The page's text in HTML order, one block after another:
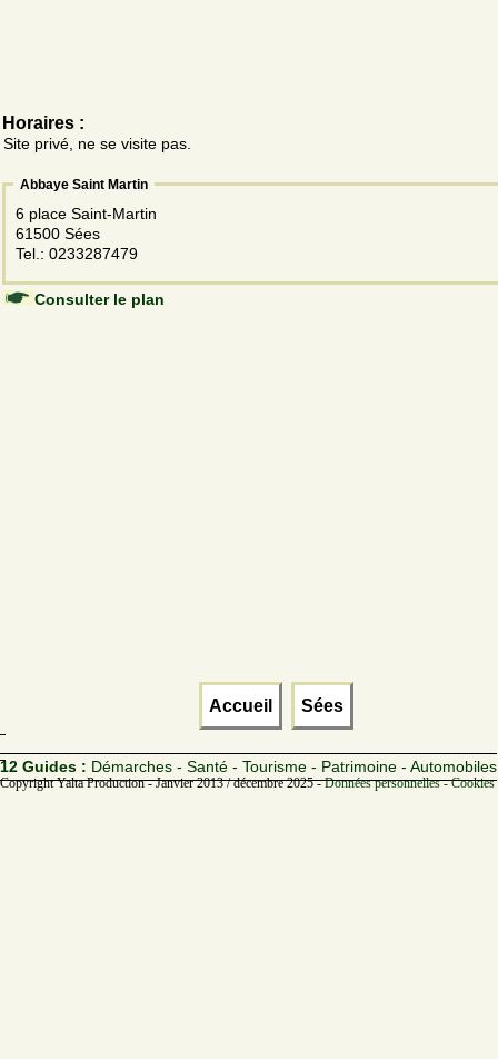
Horaires :
Site privé, ne se visite pas.
Abbaye Saint Martin
6 place Saint-Martin
61500 Sées
Tel.: 0233287479
Consulter le plan
Accueil Sées
12 Guides : Démarches - Santé - Tourisme - Patrimoine - Automobiles
Copyright Yalta Production - Janvier 2013 / décembre 2025 -Données personnelles -